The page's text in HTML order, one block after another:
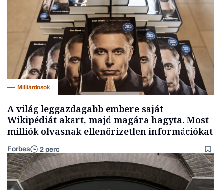
Milliárdosok
A világ leggazdagabb embere saját
Wikipédiát akart, majd magára hagyta. Most
milliók olvasnak ellenőrizetlen információkat
Forbes 2 perc